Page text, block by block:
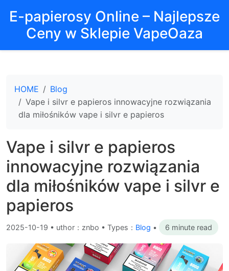
E-papierosy Online – Najlepsze
Ceny w Sklepie VapeOaza
HOME
Blog
Vape i silvr e papieros innowacyjne rozwiązania
dla miłośników vape i silvr e papieros
Vape i silvr e papieros
innowacyjne rozwiązania
dla miłośników vape i silvr e
papieros
2025-10-19 • uthor：znbo • Types： Blog • 6 minute read